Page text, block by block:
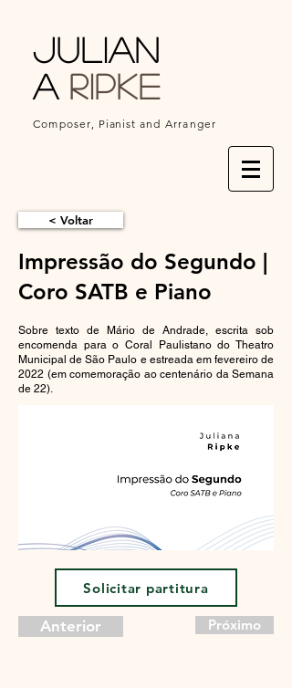
Julian
a Ripke
Composer, Pianist and Arranger
< Voltar
Impressão do Segundo |
Coro SATB e Piano
Sobre texto de Mário de Andrade, escrita sob
encomenda para o Coral Paulistano do Theatro
Municipal de São Paulo e estreada em fevereiro de
2022 (em comemoração ao centenário da Semana
de 22).
Solicitar partitura
Anterior Próximo